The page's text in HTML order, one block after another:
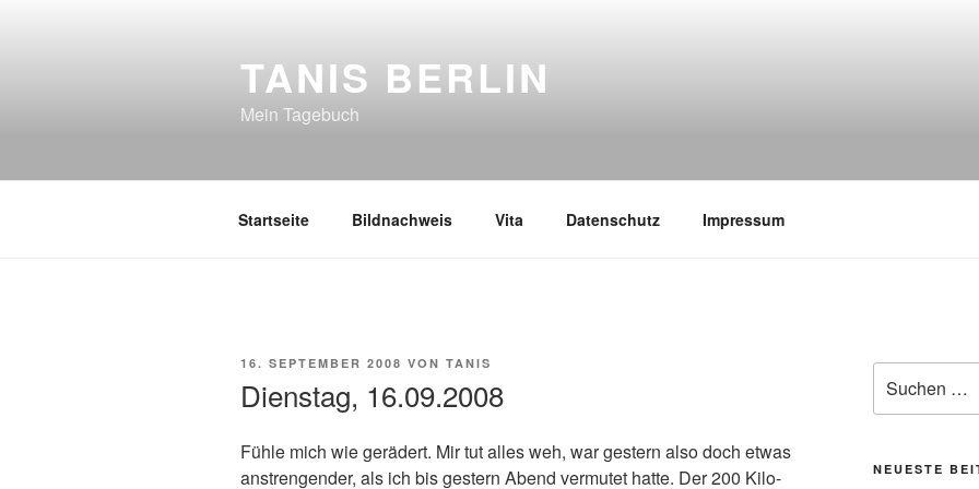
TANIS BERLIN
Mein Tagebuch
Startseite Bildnachweis Vita Datenschutz Impressum
VERÖFFENTLICHT
16. SEPTEMBER 2008 VON TANIS
Dienstag, 16.09.2008
Fühle mich wie gerädert. Mir tut alles weh, war gestern also doch etwas
anstrengender, als ich bis gestern Abend vermutet hatte. Der 200 Kilo-
nach:
NEUESTE